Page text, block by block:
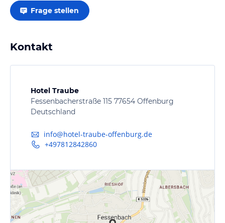
Frage stellen
Kontakt
Hotel Traube
Fessenbacherstraße 115 77654 Offenburg
Deutschland
info@hotel-traube-offenburg.de
+497812842860